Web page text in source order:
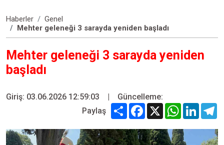
Haberler
Genel
Mehter geleneği 3 sarayda yeniden başladı
Mehter geleneği 3 sarayda yeniden
başladı
Giriş: 03.06.2026 12:59:03 |
Güncelleme:
Paylaş
Share Facebook
X WhatsApp